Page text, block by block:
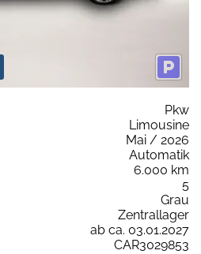
Pkw
Limousine
Mai / 2026
Automatik
6.000 km
5
Grau
Zentrallager
ab ca. 03.01.2027
CAR3029853